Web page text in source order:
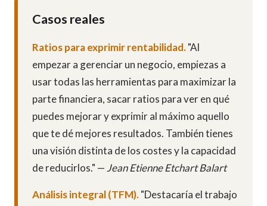
Casos reales
Ratios para exprimir rentabilidad."Al
empezar a gerenciar un negocio, empiezas a
usar todas las herramientas para maximizar la
parte financiera, sacar ratios para ver en qué
puedes mejorar y exprimir al máximo aquello
que te dé mejores resultados. También tienes
una visión distinta de los costes y la capacidad
de reducirlos." — Jean Etienne Etchart Balart
Análisis integral (TFM)."Destacaría el trabajo